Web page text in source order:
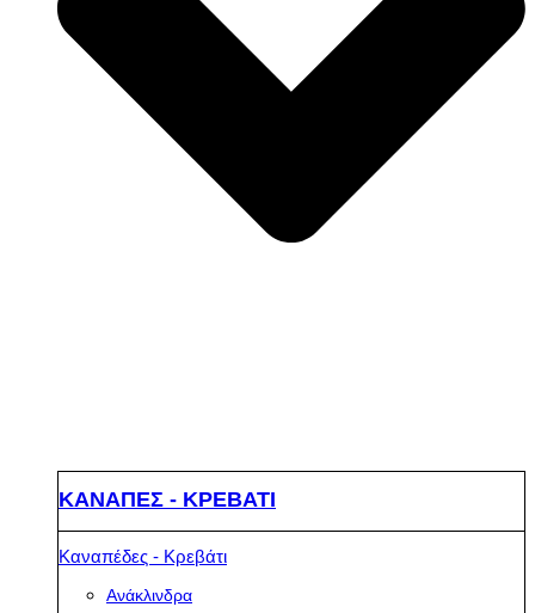
ΚΑΝΑΠΕΣ - ΚΡΕΒΑΤΙ
Καναπέδες - Κρεβάτι
Ανάκλινδρα